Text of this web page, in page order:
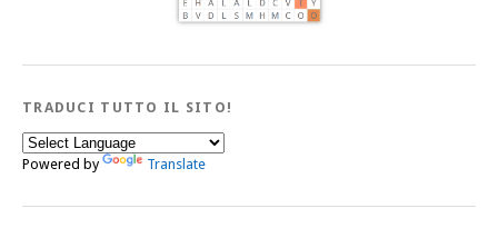
TRADUCI TUTTO IL SITO!
Powered by Translate